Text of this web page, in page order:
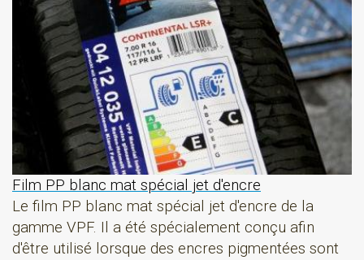
Film PP blanc mat spécial jet d'encre
Le film PP blanc mat spécial jet d'encre de la
gamme VPF. Il a été spécialement conçu afin
d'être utilisé lorsque des encres pigmentées sont